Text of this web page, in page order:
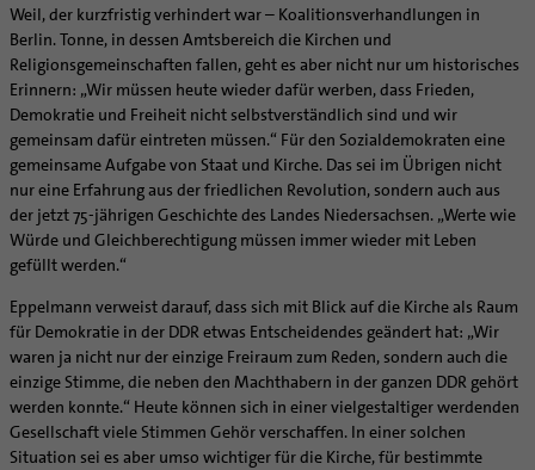
Weil, der kurzfristig verhindert war – Koalitionsverhandlungen in
Berlin. Tonne, in dessen Amtsbereich die Kirchen und
Religionsgemeinschaften fallen, geht es aber nicht nur um historisches
Erinnern: „Wir müssen heute wieder dafür werben, dass Frieden,
Demokratie und Freiheit nicht selbstverständlich sind und wir
gemeinsam dafür eintreten müssen.“ Für den Sozialdemokraten eine
gemeinsame Aufgabe von Staat und Kirche. Das sei im Übrigen nicht
nur eine Erfahrung aus der friedlichen Revolution, sondern auch aus
der jetzt 75-jährigen Geschichte des Landes Niedersachsen. „Werte wie
Würde und Gleichberechtigung müssen immer wieder mit Leben
gefüllt werden.“
Eppelmann verweist darauf, dass sich mit Blick auf die Kirche als Raum
für Demokratie in der DDR etwas Entscheidendes geändert hat: „Wir
waren ja nicht nur der einzige Freiraum zum Reden, sondern auch die
einzige Stimme, die neben den Machthabern in der ganzen DDR gehört
werden konnte.“ Heute können sich in einer vielgestaltiger werdenden
Gesellschaft viele Stimmen Gehör verschaffen. In einer solchen
Situation sei es aber umso wichtiger für die Kirche, für bestimmte